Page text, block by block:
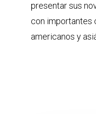
presentar sus
con importantes
americanos y